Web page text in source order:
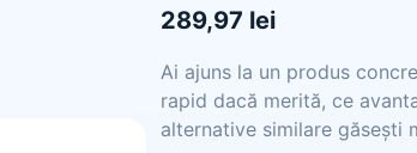
289,97 lei
Ai ajuns la un produs
rapid dacă merită, ce
alternative similare găsești